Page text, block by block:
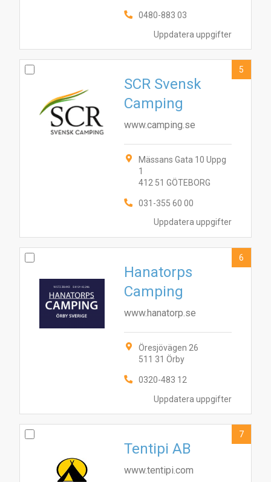
Uppdatera uppgifter
0480-883 03
Uppdatera uppgifter
SCR Svensk
Camping
www.camping.se
Mässans Gata 10 Uppg
1
412 51 GÖTEBORG
031-355 60 00
5
Uppdatera uppgifter
Hanatorps
Camping
www.hanatorp.se
Öresjövägen 26
511 31 Örby
0320-483 12
6
Tentipi AB
www.tentipi.com
7